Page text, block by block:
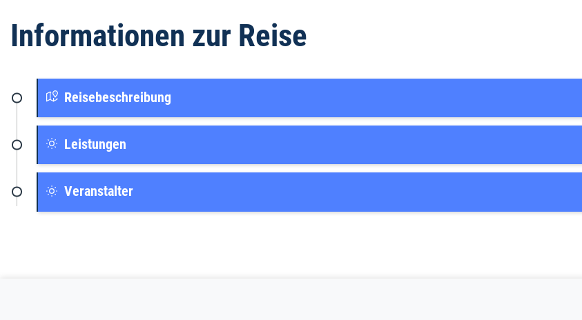
Informationen zur Reise
Reisebeschreibung
Leistungen
Veranstalter